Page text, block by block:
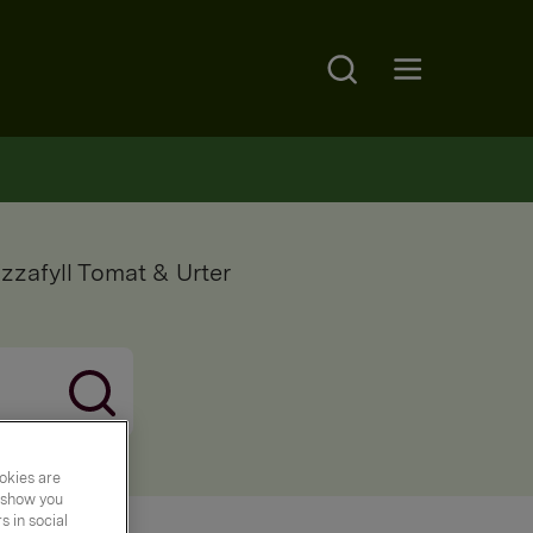
Search
Tomat & Urter
are
you
in social